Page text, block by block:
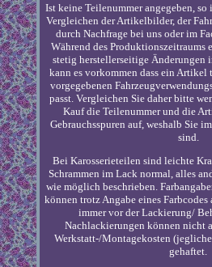
Ist keine Teilenummer angegeben,
Vergleichen der Artikelbilder, der
durch Nachfrage bei uns oder im
Während des Produktionszeitraums
stetig herstellerseitige Änderungen
kann es vorkommen dass ein
vorgegebenen
passt. Vergleichen Sie daher bitte
Kauf die Teilenummer und die
Gebrauchsspuren auf, weshalb Sie
sind.
Bei Karosserieteilen sind leichte
Schrammen im Lack normal, alles
wie möglich beschrieben.
können trotz Angabe eines
immer vor der Lackierung/
Nachlackierungen können nicht
Werkstatt-/Montagekosten
gehaftet.